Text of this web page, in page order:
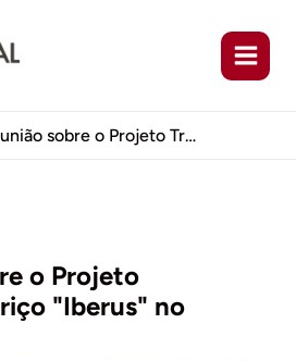
Reunião sobre o Projeto Transfronteiriço “Iberus” no Sabugal
o Projeto
"Iberus" no